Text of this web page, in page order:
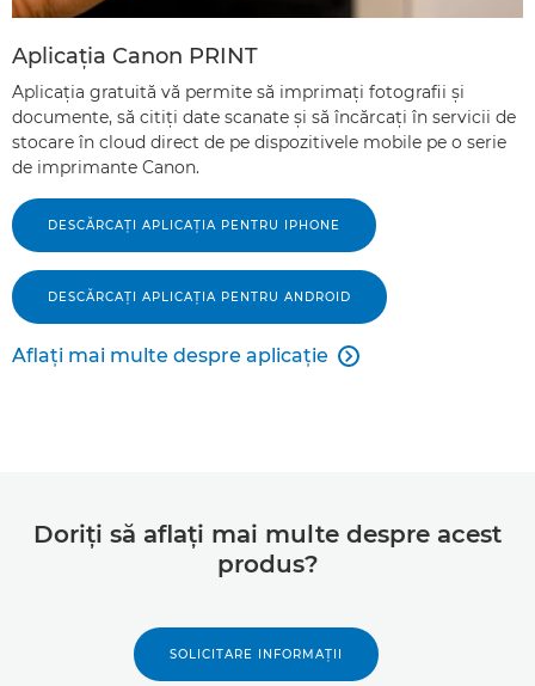
Aplicaţia Canon PRINT
Aplicaţia gratuită vă permite să imprimaţi fotografii şi
documente, să citiţi date scanate şi să încărcaţi în servicii de
stocare în cloud direct de pe dispozitivele mobile pe o serie
de imprimante Canon.
DESCĂRCAŢI APLICAŢIA PENTRU IPHONE
DESCĂRCAŢI APLICAŢIA PENTRU ANDROID
Aflaţi mai multe despre aplicaţie 
Doriţi să aflaţi mai multe despre acest
produs?
SOLICITARE INFORMAŢII